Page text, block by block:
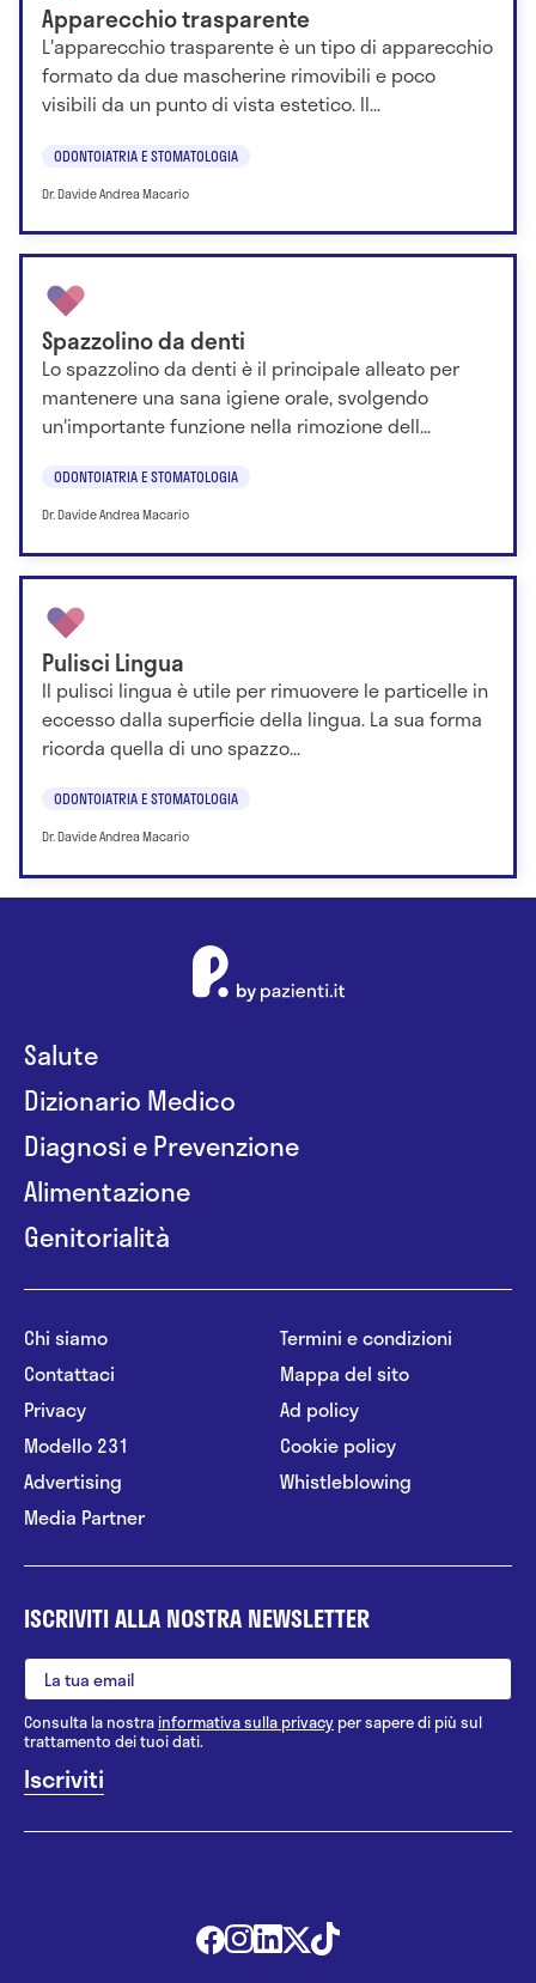
Apparecchio trasparente
L'apparecchio trasparente è un tipo di apparecchio
formato da due mascherine rimovibili e poco
visibili da un punto di vista estetico. Il...
ODONTOIATRIA E STOMATOLOGIA
Dr. Davide Andrea Macario
Spazzolino da denti
Lo spazzolino da denti è il principale alleato per
mantenere una sana igiene orale, svolgendo
un'importante funzione nella rimozione dell...
ODONTOIATRIA E STOMATOLOGIA
Dr. Davide Andrea Macario
Pulisci Lingua
Il pulisci lingua è utile per rimuovere le particelle in
eccesso dalla superficie della lingua. La sua forma
ricorda quella di uno spazzo...
ODONTOIATRIA E STOMATOLOGIA
Dr. Davide Andrea Macario
Salute
Dizionario Medico
Diagnosi e Prevenzione
Alimentazione
Genitorialità
Chi siamo
Contattaci
Privacy
Modello 231
Advertising
Media Partner
Termini e condizioni
Mappa del sito
Ad policy
Cookie policy
Whistleblowing
ISCRIVITI ALLA NOSTRA NEWSLETTER
Consulta la nostrainformativa sulla privacy per sapere di più sul
trattamento dei tuoi dati.